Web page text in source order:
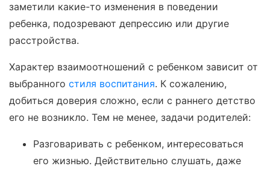
заметили какие-то изменения в поведении
ребенка, подозревают депрессию или другие
расстройства.
Характер взаимоотношений с ребенком зависит от
выбранного стиля воспитания. К сожалению,
добиться доверия сложно, если с раннего детство
его не возникло. Тем не менее, задачи родителей:
Разговаривать с ребенком, интересоваться
его жизнью. Действительно слушать, даже